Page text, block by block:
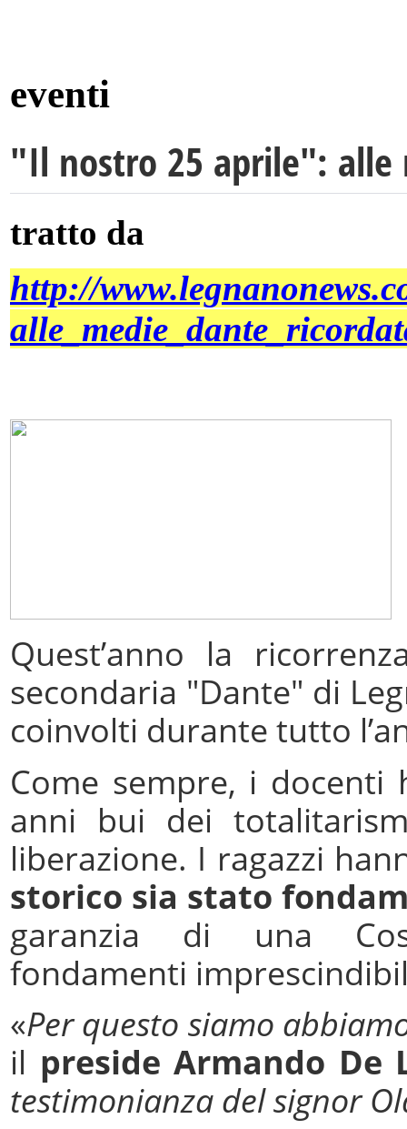
eventi
"Il nostro 25 aprile": alle
tratto da
http://
Quest’anno la
secondaria "Dante" di
coinvolti durante tutto
Come sempre, i
anni bui dei
liberazione. I ragazzi
storico sia stato
garanzia di una
fondamenti
«Per questo siamo
il preside Armando De
testimonianza del signor